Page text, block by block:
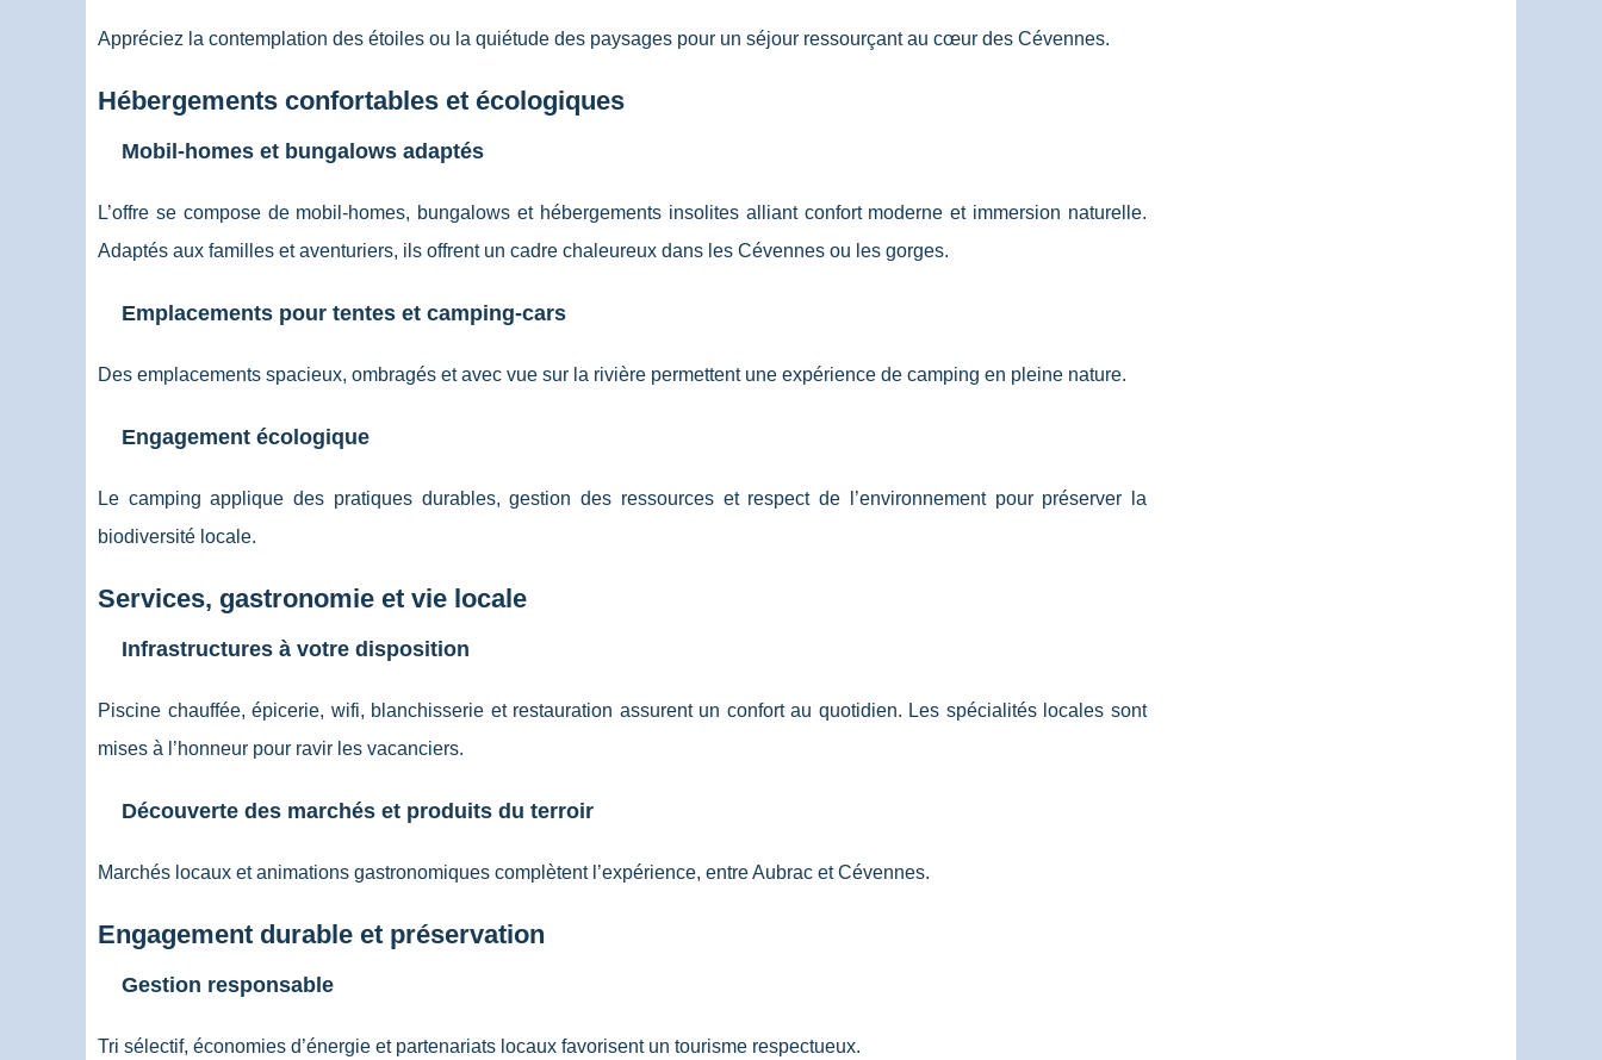
Appréciez la contemplation des étoiles ou la quiétude des paysages pour un séjour ressourçant au cœur des Cévennes.
Hébergements confortables et écologiques
Mobil-homes et bungalows adaptés
L’offre se compose de mobil-homes, bungalows et hébergements insolites alliant confort moderne et immersion naturelle.
Adaptés aux familles et aventuriers, ils offrent un cadre chaleureux dans les Cévennes ou les gorges.
Emplacements pour tentes et camping-cars
Des emplacements spacieux, ombragés et avec vue sur la rivière permettent une expérience de camping en pleine nature.
Engagement écologique
Le camping applique des pratiques durables, gestion des ressources et respect de l’environnement pour préserver la
biodiversité locale.
Services, gastronomie et vie locale
Infrastructures à votre disposition
Piscine chauffée, épicerie, wifi, blanchisserie et restauration assurent un confort au quotidien. Les spécialités locales sont
mises à l’honneur pour ravir les vacanciers.
Découverte des marchés et produits du terroir
Marchés locaux et animations gastronomiques complètent l’expérience, entre Aubrac et Cévennes.
Engagement durable et préservation
Gestion responsable
Tri sélectif, économies d’énergie et partenariats locaux favorisent un tourisme respectueux.